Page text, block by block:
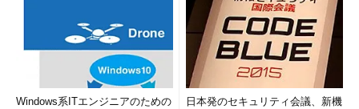
Windows系ITエンジニアのための
日本発のセキュリティ会議、新機